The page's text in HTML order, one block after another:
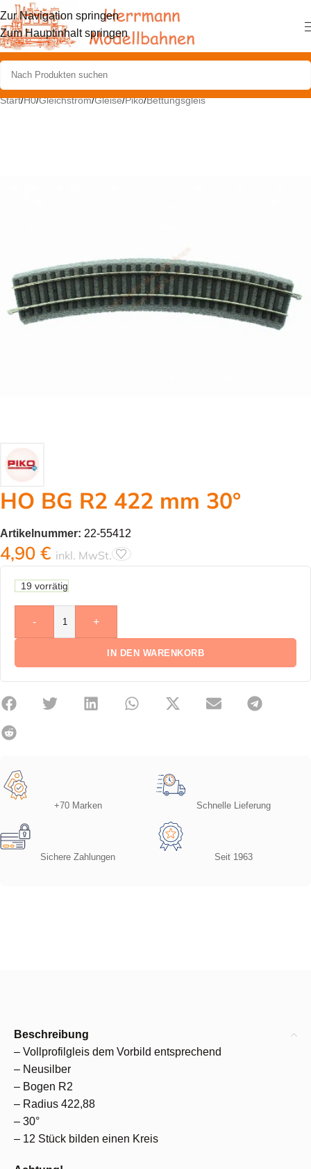
Zur Navigation springen
Zum Hauptinhalt springen
Start/H0/Gleichstrom/Gleise/Piko/Bettungsgleis
HO BG R2 422 mm 30°
Artikelnummer: 22-55412
4,90 € inkl. MwSt.
19 vorrätig
- +
IN DEN WARENKORB
+70 Marken Schnelle Lieferung
Sichere Zahlungen Seit 1963
Beschreibung
– Vollprofilgleis dem Vorbild entsprechend
– Neusilber
– Bogen R2
– Radius 422,88
– 30°
– 12 Stück bilden einen Kreis